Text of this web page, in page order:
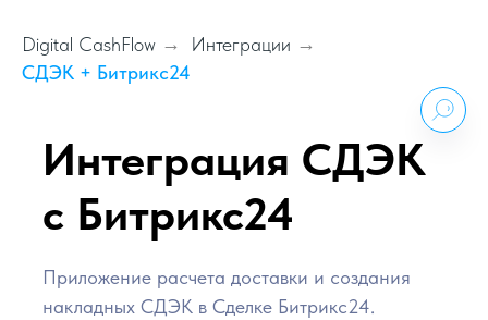
Digital CashFlow → Интеграции →
СДЭК + Битрикс24
Интеграция СДЭК
с Битрикс24
Приложение расчета доставки и создания
накладных СДЭК в Сделке Битрикс24.